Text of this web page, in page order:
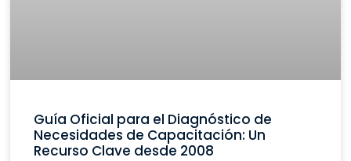
Guía Oficial para el Diagnóstico de
Necesidades de Capacitación: Un
Recurso Clave desde 2008